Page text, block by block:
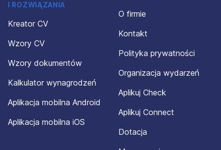
I ROZWIĄZANIA
Kreator CV
Wzory CV
Wzory dokumentów
Kalkulator wynagrodzeń
Aplikacja mobilna Android
Aplikacja mobilna iOS
O firmie
Kontakt
Polityka prywatności
Organizacja wydarzeń
Aplikuj Check
Aplikuj Connect
Dotacja